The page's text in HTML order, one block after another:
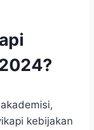
kebijakan